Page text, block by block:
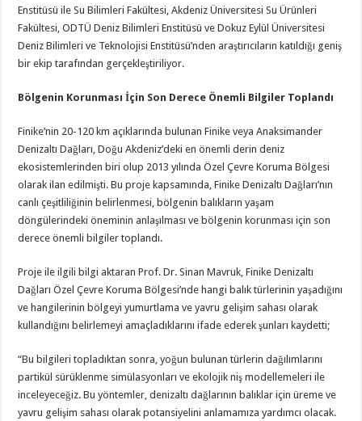
Enstitüsü ile Su Bilimleri Fakültesi, Akdeniz Üniversitesi Su Ürünleri
Fakültesi, ODTÜ Deniz Bilimleri Enstitüsü ve Dokuz Eylül Üniversitesi
Deniz Bilimleri ve Teknolojisi Enstitüsü’nden araştırıcıların katıldığı geniş
bir ekip tarafından gerçekleştiriliyor.
Bölgenin Korunması İçin Son Derece Önemli Bilgiler Toplandı
Finike’nin 20-120 km açıklarında bulunan Finike veya Anaksimander
Denizaltı Dağları, Doğu Akdeniz’deki en önemli derin deniz
ekosistemlerinden biri olup 2013 yılında Özel Çevre Koruma Bölgesi
olarak ilan edilmişti. Bu proje kapsamında, Finike Denizaltı Dağları’nın
canlı çeşitliliğinin belirlenmesi, bölgenin balıkların yaşam
döngülerindeki öneminin anlaşılması ve bölgenin korunması için son
derece önemli bilgiler toplandı.
Proje ile ilgili bilgi aktaran Prof. Dr. Sinan Mavruk, Finike Denizaltı
Dağları Özel Çevre Koruma Bölgesi’nde hangi balık türlerinin yaşadığını
ve hangilerinin bölgeyi yumurtlama ve yavru gelişim sahası olarak
kullandığını belirlemeyi amaçladıklarını ifade ederek şunları kaydetti;
“Bu bilgileri topladıktan sonra, yoğun bulunan türlerin dağılımlarını
partikül sürüklenme simülasyonları ve ekolojik niş modellemeleri ile
inceleyeceğiz. Bu yöntemler, denizaltı dağlarının balıklar için üreme ve
yavru gelişim sahası olarak potansiyelini anlamamıza yardımcı olacak.